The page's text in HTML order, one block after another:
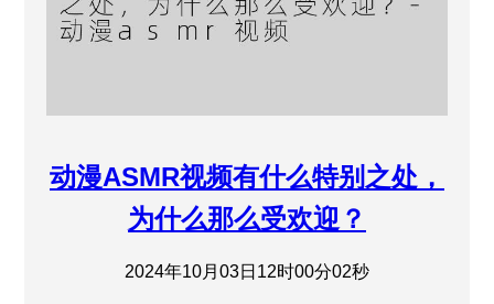
动漫ASMR视频有什么特别之处，
为什么那么受欢迎？
2024年10月03日12时00分02秒